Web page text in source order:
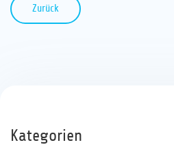
Zurück
Kategorien